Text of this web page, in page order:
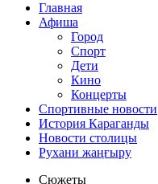
Главная
Афиша
Город
Спорт
Дети
Кино
Концерты
Спортивные новости
История Караганды
Новости столицы
Рухани жаңғыру
Сюжеты